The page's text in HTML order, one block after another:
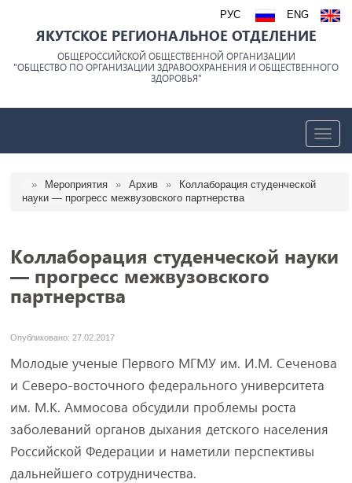
РУС ENG
ЯКУТСКОЕ РЕГИОНАЛЬНОЕ ОТДЕЛЕНИЕ
ОБЩЕРОССИЙСКОЙ ОБЩЕСТВЕННОЙ ОРГАНИЗАЦИИ
"ОБЩЕСТВО ПО ОРГАНИЗАЦИИ ЗДРАВООХРАНЕНИЯ И ОБЩЕСТВЕННОГО
ЗДОРОВЬЯ"
trk
» Мероприятия » Архив »
Коллаборация студенческой
науки — прогресс межвузовского партнерства
Коллаборация студенческой науки
— прогресс межвузовского
партнерства
Опубликовано: 27.02.2017
Молодые ученые Первого МГМУ им. И.М. Сеченова
и Северо-восточного федерального университета
им. М.К. Аммосова обсудили проблемы роста
заболеваний органов дыхания детского населения
Российской Федерации и наметили перспективы
дальнейшего сотрудничества.